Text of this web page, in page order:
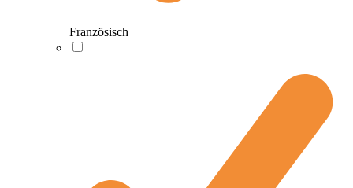
Französisch